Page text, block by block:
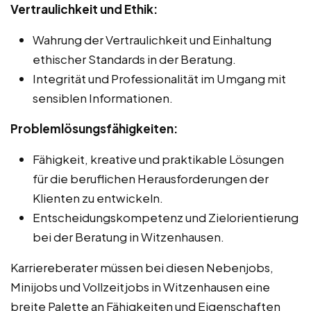
Vertraulichkeit und Ethik:
Wahrung der Vertraulichkeit und Einhaltung
ethischer Standards in der Beratung.
Integrität und Professionalität im Umgang mit
sensiblen Informationen.
Problemlösungsfähigkeiten:
Fähigkeit, kreative und praktikable Lösungen
für die beruflichen Herausforderungen der
Klienten zu entwickeln.
Entscheidungskompetenz und Zielorientierung
bei der Beratung in Witzenhausen.
Karriereberater müssen bei diesen Nebenjobs,
Minijobs und Vollzeitjobs in Witzenhausen eine
breite Palette an Fähigkeiten und Eigenschaften